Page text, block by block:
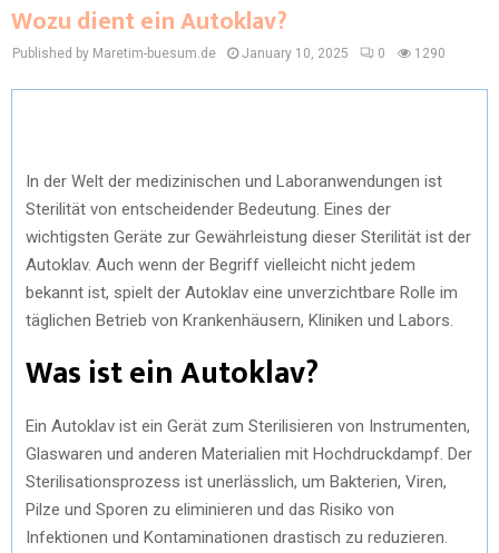
Wozu dient ein Autoklav?
Published by Maretim-buesum.de January 10, 2025 0 1290
In der Welt der medizinischen und Laboranwendungen ist
Sterilität von entscheidender Bedeutung. Eines der
wichtigsten Geräte zur Gewährleistung dieser Sterilität ist der
Autoklav. Auch wenn der Begriff vielleicht nicht jedem
bekannt ist, spielt der Autoklav eine unverzichtbare Rolle im
täglichen Betrieb von Krankenhäusern, Kliniken und Labors.
Was ist ein Autoklav?
Ein Autoklav ist ein Gerät zum Sterilisieren von Instrumenten,
Glaswaren und anderen Materialien mit Hochdruckdampf. Der
Sterilisationsprozess ist unerlässlich, um Bakterien, Viren,
Pilze und Sporen zu eliminieren und das Risiko von
Infektionen und Kontaminationen drastisch zu reduzieren.